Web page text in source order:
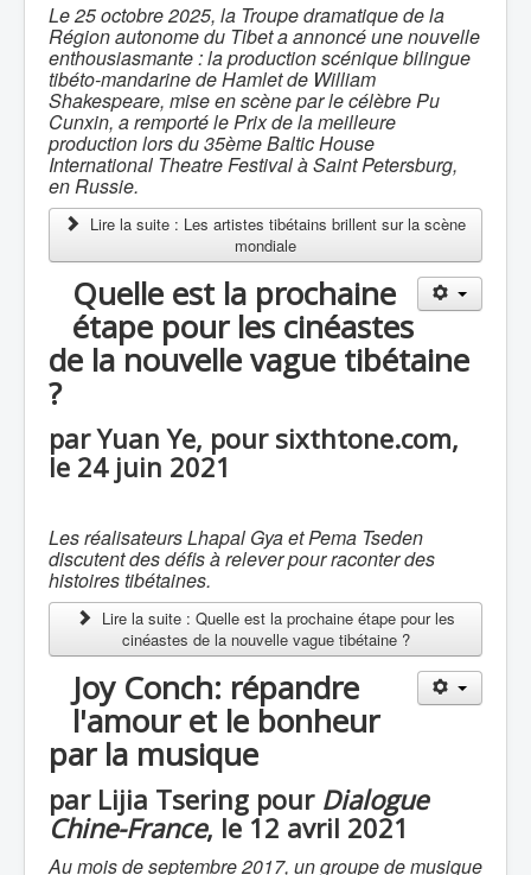
Le 25 octobre 2025, la Troupe dramatique de la
Région autonome du Tibet a annoncé une nouvelle
enthousiasmante : la production scénique bilingue
tibéto-mandarine deHamletde William
Shakespeare, mise en scène par le célèbre Pu
Cunxin, a remporté le Prix de la meilleure
production lors du 35ème Baltic House
International Theatre Festival à Saint Petersburg,
en Russie.
Lire la suite : Les artistes tibétains brillent sur la scène
mondiale
Quelle est la prochaine
étape pour les cinéastes
de la nouvelle vague tibétaine
?
par Yuan Ye, pour sixthtone.com,
le 24 juin 2021
Les réalisateurs Lhapal Gya et Pema Tseden
discutent des défis à relever pour raconter des
histoires tibétaines.
Lire la suite : Quelle est la prochaine étape pour les
cinéastes de la nouvelle vague tibétaine ?
Joy Conch: répandre
l'amour et le bonheur
par la musique
par Lijia Tsering pour Dialogue
Chine-France, le 12 avril 2021
Au mois de septembre 2017, un groupe de musique